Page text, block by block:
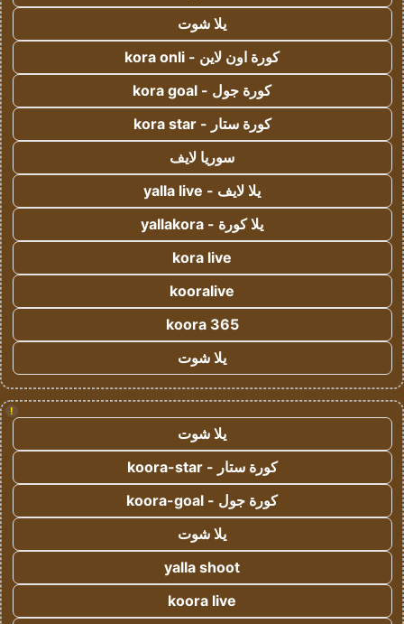
يلا شوت
كورة اون لاين - kora onli
كورة جول - kora goal
كورة ستار - kora star
سوريا لايف
يلا لايف - yalla live
يلا كورة - yallakora
kora live
kooralive
koora 365
يلا شوت
!
يلا شوت
كورة ستار - koora-star
كورة جول - koora-goal
يلا شوت
yalla shoot
koora live